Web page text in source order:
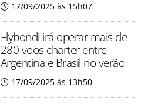
17/09/2025 às 15h07
Flybondi irá operar mais de
280 voos charter entre
Argentina e Brasil no verão
17/09/2025 às 13h50